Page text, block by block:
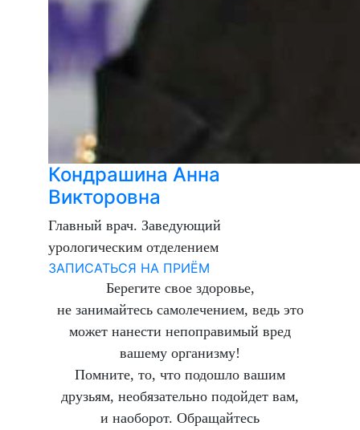
Кондрашина Анна
Викторовна
Главный врач. Заведующий
урологическим отделением
ЗАПИСАТЬСЯ НА ПРИЁМ
Берегите свое здоровье,
не занимайтесь самолечением, ведь это
может нанести непоправимый вред
вашему организму!
Помните, то, что подошло вашим
друзьям, необязательно подойдет вам,
и наоборот. Обращайтесь